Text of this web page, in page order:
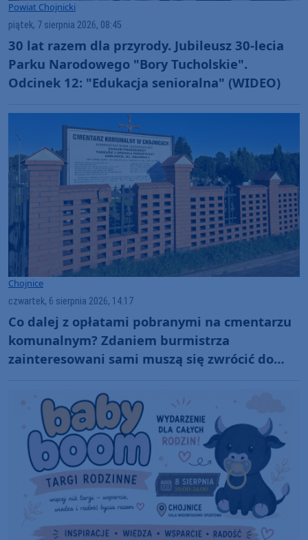
Powiat Chojnicki
piątek, 7 sierpnia 2026, 08:45
30 lat razem dla przyrody. Jubileusz 30-lecia
Parku Narodowego "Bory Tucholskie".
Odcinek 12: "Edukacja senioralna" (WIDEO)
Chojnice
czwartek, 6 sierpnia 2026, 14:17
Co dalej z opłatami pobranymi na cmentarzu
komunalnym? Zdaniem burmistrza
zainteresowani sami muszą się zwrócić do